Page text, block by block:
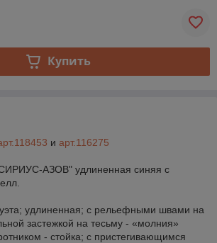
Купить
и арт.116275
АЗОВ" удлиненная синяя с
удлиненная; с рельефными швами на
застежкой на тесьму - «молния»
- стойка; с пристегивающимся